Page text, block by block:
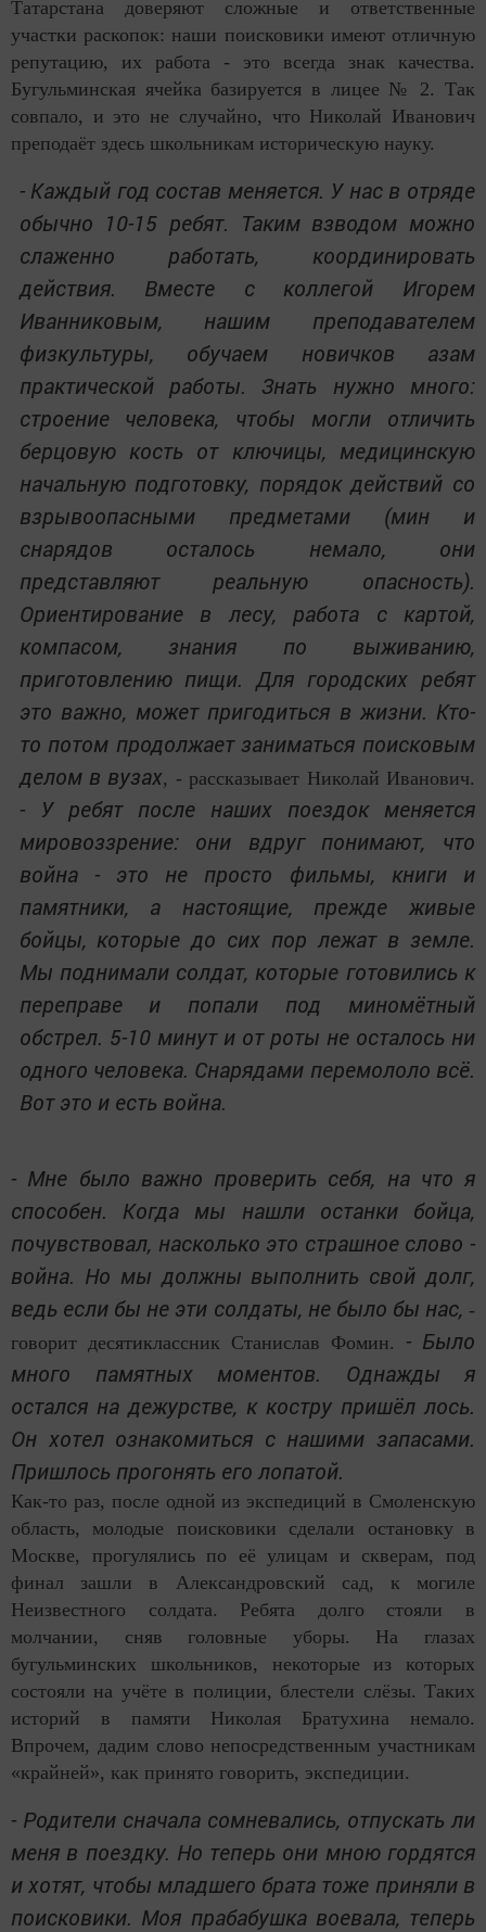
Татарстана доверяют сложные и ответственные
участки раскопок: наши поисковики имеют отличную
репутацию, их работа - это всегда знак качества.
Бугульминская ячейка базируется в лицее № 2. Так
совпало, и это не случайно, что Николай Иванович
преподаёт здесь школьникам историческую науку.
- Каждый год состав меняется. У нас в отряде
обычно 10-15 ребят. Таким взводом можно
слаженно работать, координировать
действия. Вместе с коллегой Игорем
Иванниковым, нашим преподавателем
физкультуры, обучаем новичков азам
практической работы. Знать нужно много:
строение человека, чтобы могли отличить
берцовую кость от ключицы, медицинскую
начальную подготовку, порядок действий со
взрывоопасными предметами (мин и
снарядов осталось немало, они
представляют реальную опасность).
Ориентирование в лесу, работа с картой,
компасом, знания по выживанию,
приготовлению пищи. Для городских ребят
это важно, может пригодиться в жизни. Кто-
то потом продолжает заниматься поисковым
делом в вузах, - рассказывает Николай Иванович.
- У ребят после наших поездок меняется
мировоззрение: они вдруг понимают, что
война - это не просто фильмы, книги и
памятники, а настоящие, прежде живые
бойцы, которые до сих пор лежат в земле.
Мы поднимали солдат, которые готовились к
переправе и попали под миномётный
обстрел. 5-10 минут и от роты не осталось ни
одного человека. Снарядами перемололо всё.
Вот это и есть война.
- Мне было важно проверить себя, на что я
способен. Когда мы нашли останки бойца,
почувствовал, насколько это страшное слово -
война. Но мы должны выполнить свой долг,
ведь если бы не эти солдаты, не было бы нас, -
говорит десятиклассник Станислав Фомин. - Было
много памятных моментов. Однажды я
остался на дежурстве, к костру пришёл лось.
Он хотел ознакомиться с нашими запасами.
Пришлось прогонять его лопатой.
Как-то раз, после одной из экспедиций в Смоленскую
область, молодые поисковики сделали остановку в
Москве, прогулялись по её улицам и скверам, под
финал зашли в Александровский сад, к могиле
Неизвестного солдата. Ребята долго стояли в
молчании, сняв головные уборы. На глазах
бугульминских школьников, некоторые из которых
состояли на учёте в полиции, блестели слёзы. Таких
историй в памяти Николая Братухина немало.
Впрочем, дадим слово непосредственным участникам
«крайней», как принято говорить, экспедиции.
- Родители сначала сомневались, отпускать ли
меня в поездку. Но теперь они мною гордятся
и хотят, чтобы младшего брата тоже приняли в
поисковики. Моя прабабушка воевала, теперь